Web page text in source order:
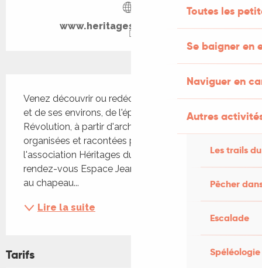
Toutes les
Se baigner en
Naviguer en
Autres
Les trails
Pêcher
Escalade
Spéléologie
www.heritagesdusenechal.fr
Venez découvrir ou redécouvrir l'histoire du Vigan
et de ses environs, de l'époque gallo-romaine à la
Révolution, à partir d'archives d'époque. Balades
organisées et racontées par les bénévoles de
l'association Héritages du Sénéchal. Départ
rendez-vous Espace Jean Carmet... Participation
au chapeau...
Lire la suite
Tarifs